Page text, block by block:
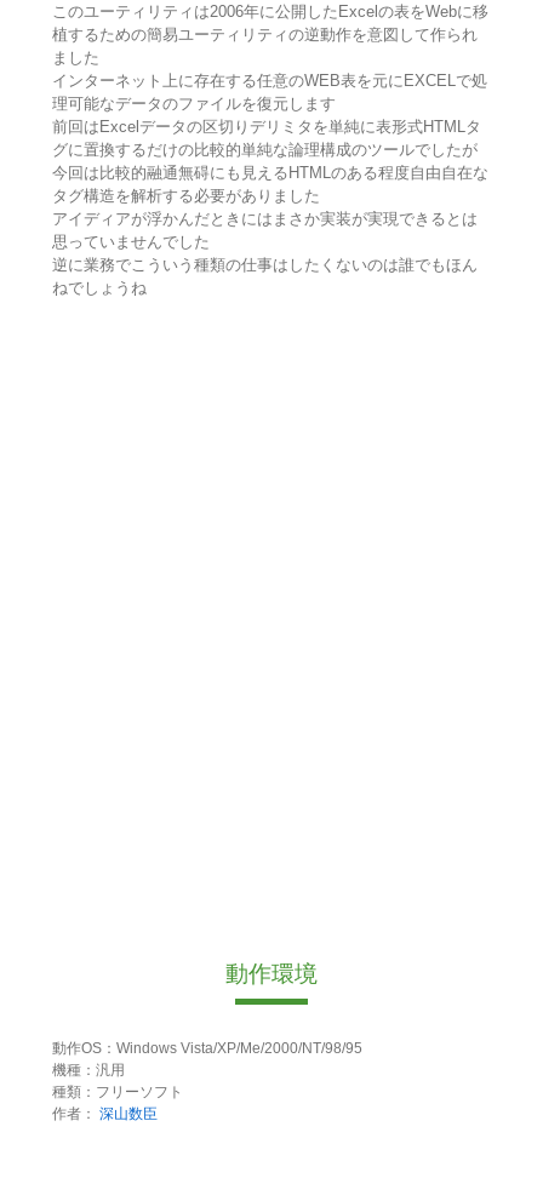
このユーティリティは2006年に公開したExcelの表をWebに移
植するための簡易ユーティリティの逆動作を意図して作られ
ました
インターネット上に存在する任意のWEB表を元にEXCELで処
理可能なデータのファイルを復元します
前回はExcelデータの区切りデリミタを単純に表形式HTMLタ
グに置換するだけの比較的単純な論理構成のツールでしたが
今回は比較的融通無碍にも見えるHTMLのある程度自由自在な
タグ構造を解析する必要がありました
アイディアが浮かんだときにはまさか実装が実現できるとは
思っていませんでした
逆に業務でこういう種類の仕事はしたくないのは誰でもほん
ねでしょうね
動作環境
動作OS：Windows Vista/XP/Me/2000/NT/98/95
機種：汎用
種類：フリーソフト
作者： 深山数臣